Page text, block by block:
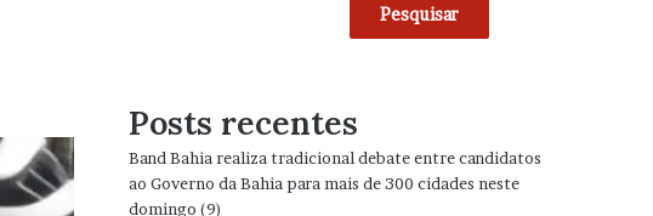
Pesquisar
Posts recentes
Band Bahia realiza tradicional debate entre candidatos
ao Governo da Bahia para mais de 300 cidades neste
domingo (9)